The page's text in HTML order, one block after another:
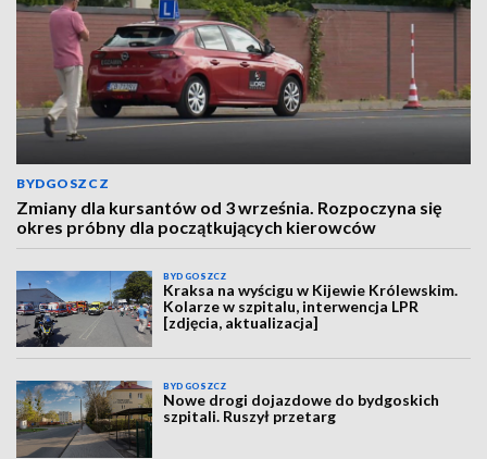
BYDGOSZCZ
Zmiany dla kursantów od 3 września. Rozpoczyna się
okres próbny dla początkujących kierowców
BYDGOSZCZ
Kraksa na wyścigu w Kijewie Królewskim.
Kolarze w szpitalu, interwencja LPR
[zdjęcia, aktualizacja]
BYDGOSZCZ
Nowe drogi dojazdowe do bydgoskich
szpitali. Ruszył przetarg